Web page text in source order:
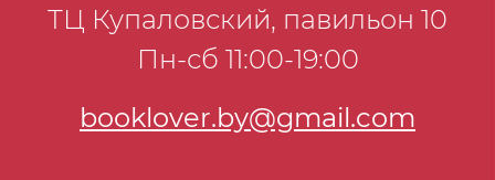
ТЦ Купаловский, павильон 10
Пн-сб 11:00-19:00
booklover.by@gmail.com